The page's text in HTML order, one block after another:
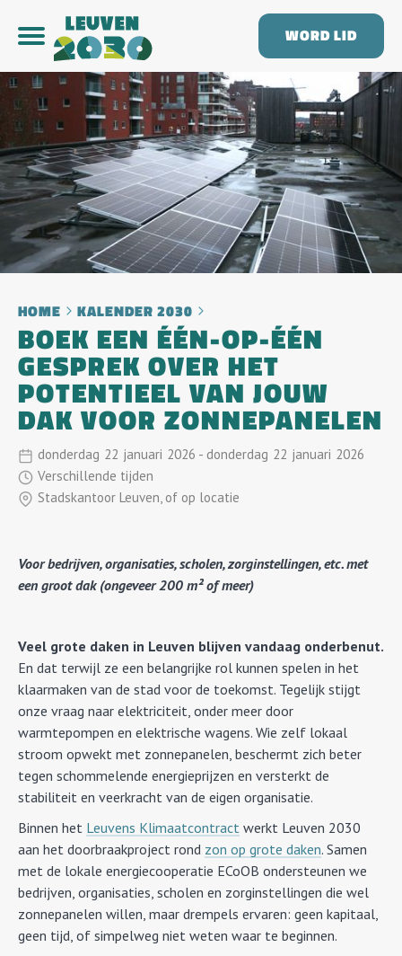
WORD LID
HOME KALENDER 2030
BOEK EEN ÉÉN-OP-ÉÉN
GESPREK OVER HET
POTENTIEEL VAN JOUW
DAK VOOR ZONNEPANELEN
donderdag 22 Januari 2026 - donderdag 22 Januari 2026
Verschillende tijden
Stadskantoor Leuven, of op locatie
Voor bedrijven, organisaties, scholen, zorginstellingen, etc. met
een groot dak (ongeveer 200 m² of meer)
Veel grote daken in Leuven blijven vandaag onderbenut.
En dat terwijl ze een belangrijke rol kunnen spelen in het
klaarmaken van de stad voor de toekomst. Tegelijk stijgt
onze vraag naar elektriciteit, onder meer door
warmtepompen en elektrische wagens. Wie zelf lokaal
stroom opwekt met zonnepanelen, beschermt zich beter
tegen schommelende energieprijzen en versterkt de
stabiliteit en veerkracht van de eigen organisatie.
Binnen het Leuvens Klimaatcontract werkt Leuven 2030
aan het doorbraakproject rond zon op grote daken. Samen
met de lokale energiecooperatie ECoOB ondersteunen we
bedrijven, organisaties, scholen en zorginstellingen die wel
zonnepanelen willen, maar drempels ervaren: geen kapitaal,
geen tijd, of simpelweg niet weten waar te beginnen.